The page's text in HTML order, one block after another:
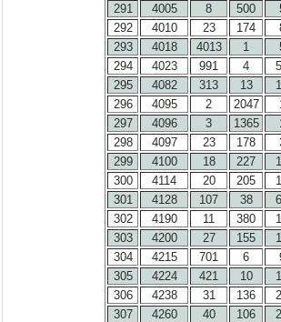
291
4005 8 500
292
4010 23 174
293
4018 4013 1
294
4023 991 4
295
4082 313 13
296
4095 2 2047
297
4096 3 1365
298
4097 23 178
299
4100 18 227
300
4114 20 205
301
4128 107 38
302
4190 11 380
303
4200 27 155
304
4215 701 6
305
4224 421 10
306
4238 31 136
307
4260 40 106